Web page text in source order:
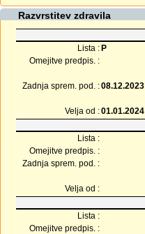
Razvrstitev zdravila
Lista : P
Omejitve predpis. :
Zadnja sprem. pod. :08.12.2023
Velja od :01.01.2024
Lista :
Omejitve predpis. :
Zadnja sprem. pod. :
Velja od :
Lista :
Omejitve predpis. :